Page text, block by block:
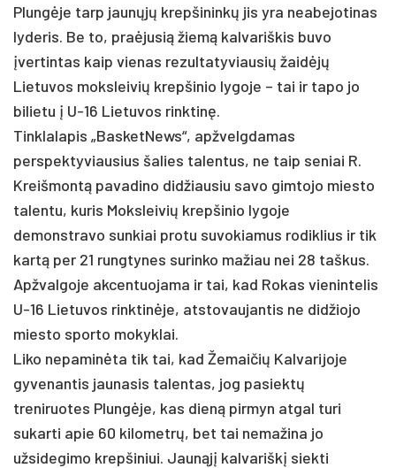
Plungėje tarp jaunųjų krepšininkų jis yra neabejotinas
lyderis. Be to, praėjusią žiemą kalvariškis buvo
įvertintas kaip vienas rezultatyviausių žaidėjų
Lietuvos moksleivių krepšinio lygoje – tai ir tapo jo
bilietu į U-16 Lietuvos rinktinę.
Tinklalapis „BasketNews“, apžvelgdamas
perspektyviausius šalies talentus, ne taip seniai R.
Kreišmontą pavadino didžiausiu savo gimtojo miesto
talentu, kuris Moksleivių krepšinio lygoje
demonstravo sunkiai protu suvokiamus rodiklius ir tik
kartą per 21 rungtynes surinko mažiau nei 28 taškus.
Apžvalgoje akcentuojama ir tai, kad Rokas vienintelis
U-16 Lietuvos rinktinėje, atstovaujantis ne didžiojo
miesto sporto mokyklai.
Liko nepaminėta tik tai, kad Žemaičių Kalvarijoje
gyvenantis jaunasis talentas, jog pasiektų
treniruotes Plungėje, kas dieną pirmyn atgal turi
sukarti apie 60 kilometrų, bet tai nemažina jo
užsidegimo krepšiniui. Jaunąjį kalvariškį siekti